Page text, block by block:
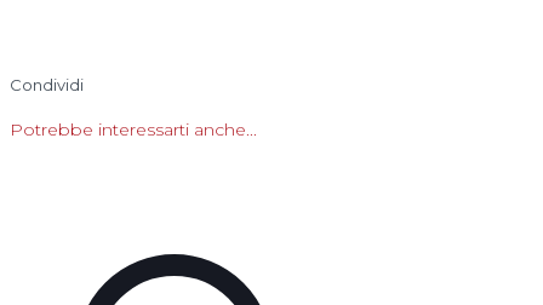
Condividi
Potrebbe interessarti anche...